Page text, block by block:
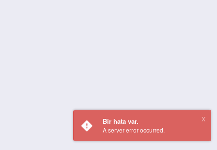
Bir hata var.
A server error occurred.